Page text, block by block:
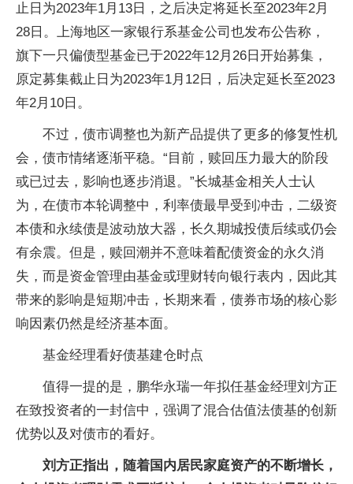
止日为2023年1月13日，之后决定将延长至2023年2月
28日。上海地区一家银行系基金公司也发布公告称，
旗下一只偏债型基金已于2022年12月26日开始募集，
原定募集截止日为2023年1月12日，后决定延长至2023
年2月10日。
不过，债市调整也为新产品提供了更多的修复性机
会，债市情绪逐渐平稳。“目前，赎回压力最大的阶段
或已过去，影响也逐步消退。”长城基金相关人士认
为，在债市本轮调整中，利率债最早受到冲击，二级资
本债和永续债是波动放大器，长久期城投债后续或仍会
有余震。但是，赎回潮并不意味着配债资金的永久消
失，而是资金管理由基金或理财转向银行表内，因此其
带来的影响是短期冲击，长期来看，债券市场的核心影
响因素仍然是经济基本面。
基金经理看好债基建仓时点
值得一提的是，鹏华永瑞一年拟任基金经理刘方正
在致投资者的一封信中，强调了混合估值法债基的创新
优势以及对债市的看好。
刘方正指出，随着国内居民家庭资产的不断增长，